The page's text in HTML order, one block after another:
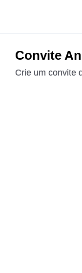
Convite
Crie um convite